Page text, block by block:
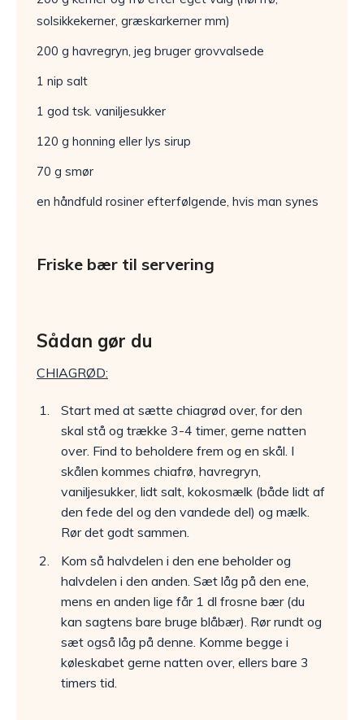
solsikkekerner, græskarkerner mm)
200 g havregryn, jeg bruger grovvalsede
1 nip salt
1 god tsk. vaniljesukker
120 g honning eller lys sirup
70 g smør
en håndfuld rosiner efterfølgende, hvis man synes
Friske bær til servering
Sådan gør du
CHIAGRØD:
Start med at sætte chiagrød over, for den
skal stå og trække 3-4 timer, gerne natten
over. Find to beholdere frem og en skål. I
skålen kommes chiafrø, havregryn,
vaniljesukker, lidt salt, kokosmælk (både lidt af
den fede del og den vandede del) og mælk.
Rør det godt sammen.
Kom så halvdelen i den ene beholder og
halvdelen i den anden. Sæt låg på den ene,
mens en anden lige får 1 dl frosne bær (du
kan sagtens bare bruge blåbær). Rør rundt og
sæt også låg på denne. Komme begge i
køleskabet gerne natten over, ellers bare 3
timers tid.